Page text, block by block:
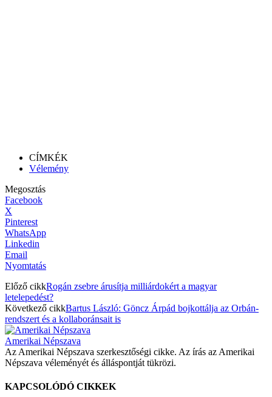
CÍMKÉK
Vélemény
Megosztás
Facebook
X
Pinterest
WhatsApp
Linkedin
Email
Nyomtatás
Előző cikkRogán zsebre árusítja milliárdokért a magyar
letelepedést?
Következő cikkBartus László: Göncz Árpád bojkottálja az Orbán-
rendszert és a kollaboránsait is
Amerikai Népszava
Az Amerikai Népszava szerkesztőségi cikke. Az írás az Amerikai
Népszava véleményét és álláspontját tükrözi.
KAPCSOLÓDÓ CIKKEK